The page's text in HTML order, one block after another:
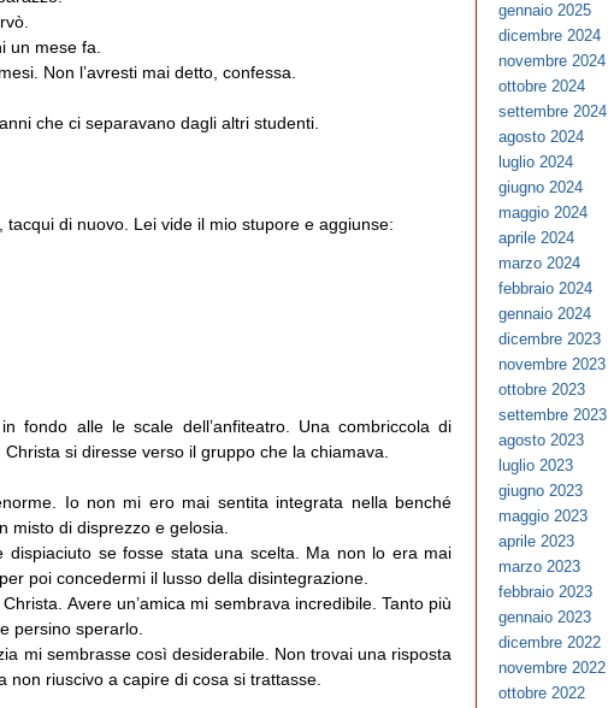
un mese fa.
Non l’avresti mai detto, confessa.
che ci separavano dagli altri studenti.
di nuovo. Lei vide il mio stupore e aggiunse:
fondo alle le scale dell’anfiteatro. Una combriccola di
si diresse verso il gruppo che la chiamava.
Io non mi ero mai sentita integrata nella benché
misto di disprezzo e gelosia.
se fosse stata una scelta. Ma non lo era mai
poi concedermi il lusso della disintegrazione.
Avere un’amica mi sembrava incredibile. Tanto più
persino sperarlo.
mi sembrasse così desiderabile. Non trovai una risposta
riuscivo a capire di cosa si trattasse.
gennaio 2025
dicembre 2024
novembre 2024
ottobre 2024
settembre 2024
agosto 2024
luglio 2024
giugno 2024
maggio 2024
aprile 2024
marzo 2024
febbraio 2024
gennaio 2024
dicembre 2023
novembre 2023
ottobre 2023
settembre 2023
agosto 2023
luglio 2023
giugno 2023
maggio 2023
aprile 2023
marzo 2023
febbraio 2023
gennaio 2023
dicembre 2022
novembre 2022
ottobre 2022